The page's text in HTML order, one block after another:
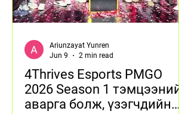
4Thrives Esports PMGO
2026 Season 1 тэмцээний
аварга болж, үзэгчдийн
Ariunzayat Yunren
Jun 9
2 min read